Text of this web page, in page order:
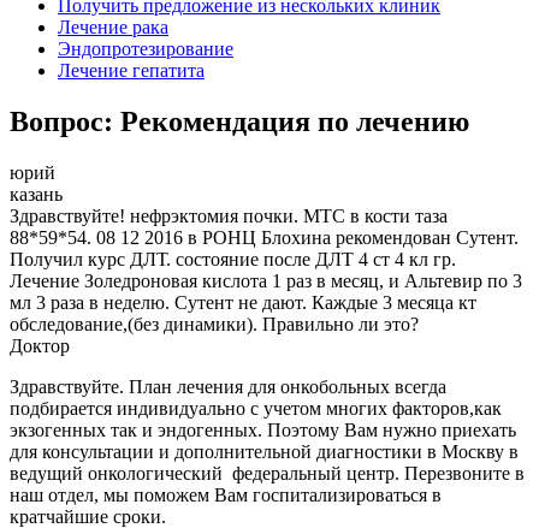
Получить предложение из нескольких клиник
Лечение рака
Эндопротезирование
Лечение гепатита
Вопрос: Рекомендация по лечению
юрий
казань
Здравствуйте! нефрэктомия почки. МТС в кости таза
88*59*54. 08 12 2016 в РОНЦ Блохина рекомендован Сутент.
Получил курс ДЛТ. состояние после ДЛТ 4 ст 4 кл гр.
Лечение Золедроновая кислота 1 раз в месяц, и Альтевир по 3
мл 3 раза в неделю. Сутент не дают. Каждые 3 месяца кт
обследование,(без динамики). Правильно ли это?
Доктор
Здравствуйте. План лечения для онкобольных всегда
подбирается индивидуально с учетом многих факторов,как
экзогенных так и эндогенных. Поэтому Вам нужно приехать
для консультации и дополнительной диагностики в Москву в
ведущий онкологический федеральный центр. Перезвоните в
наш отдел, мы поможем Вам госпитализироваться в
кратчайшие сроки.